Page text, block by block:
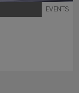
EVENTS